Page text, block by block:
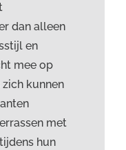
dan alleen
en
mee op
kunnen
met
hun